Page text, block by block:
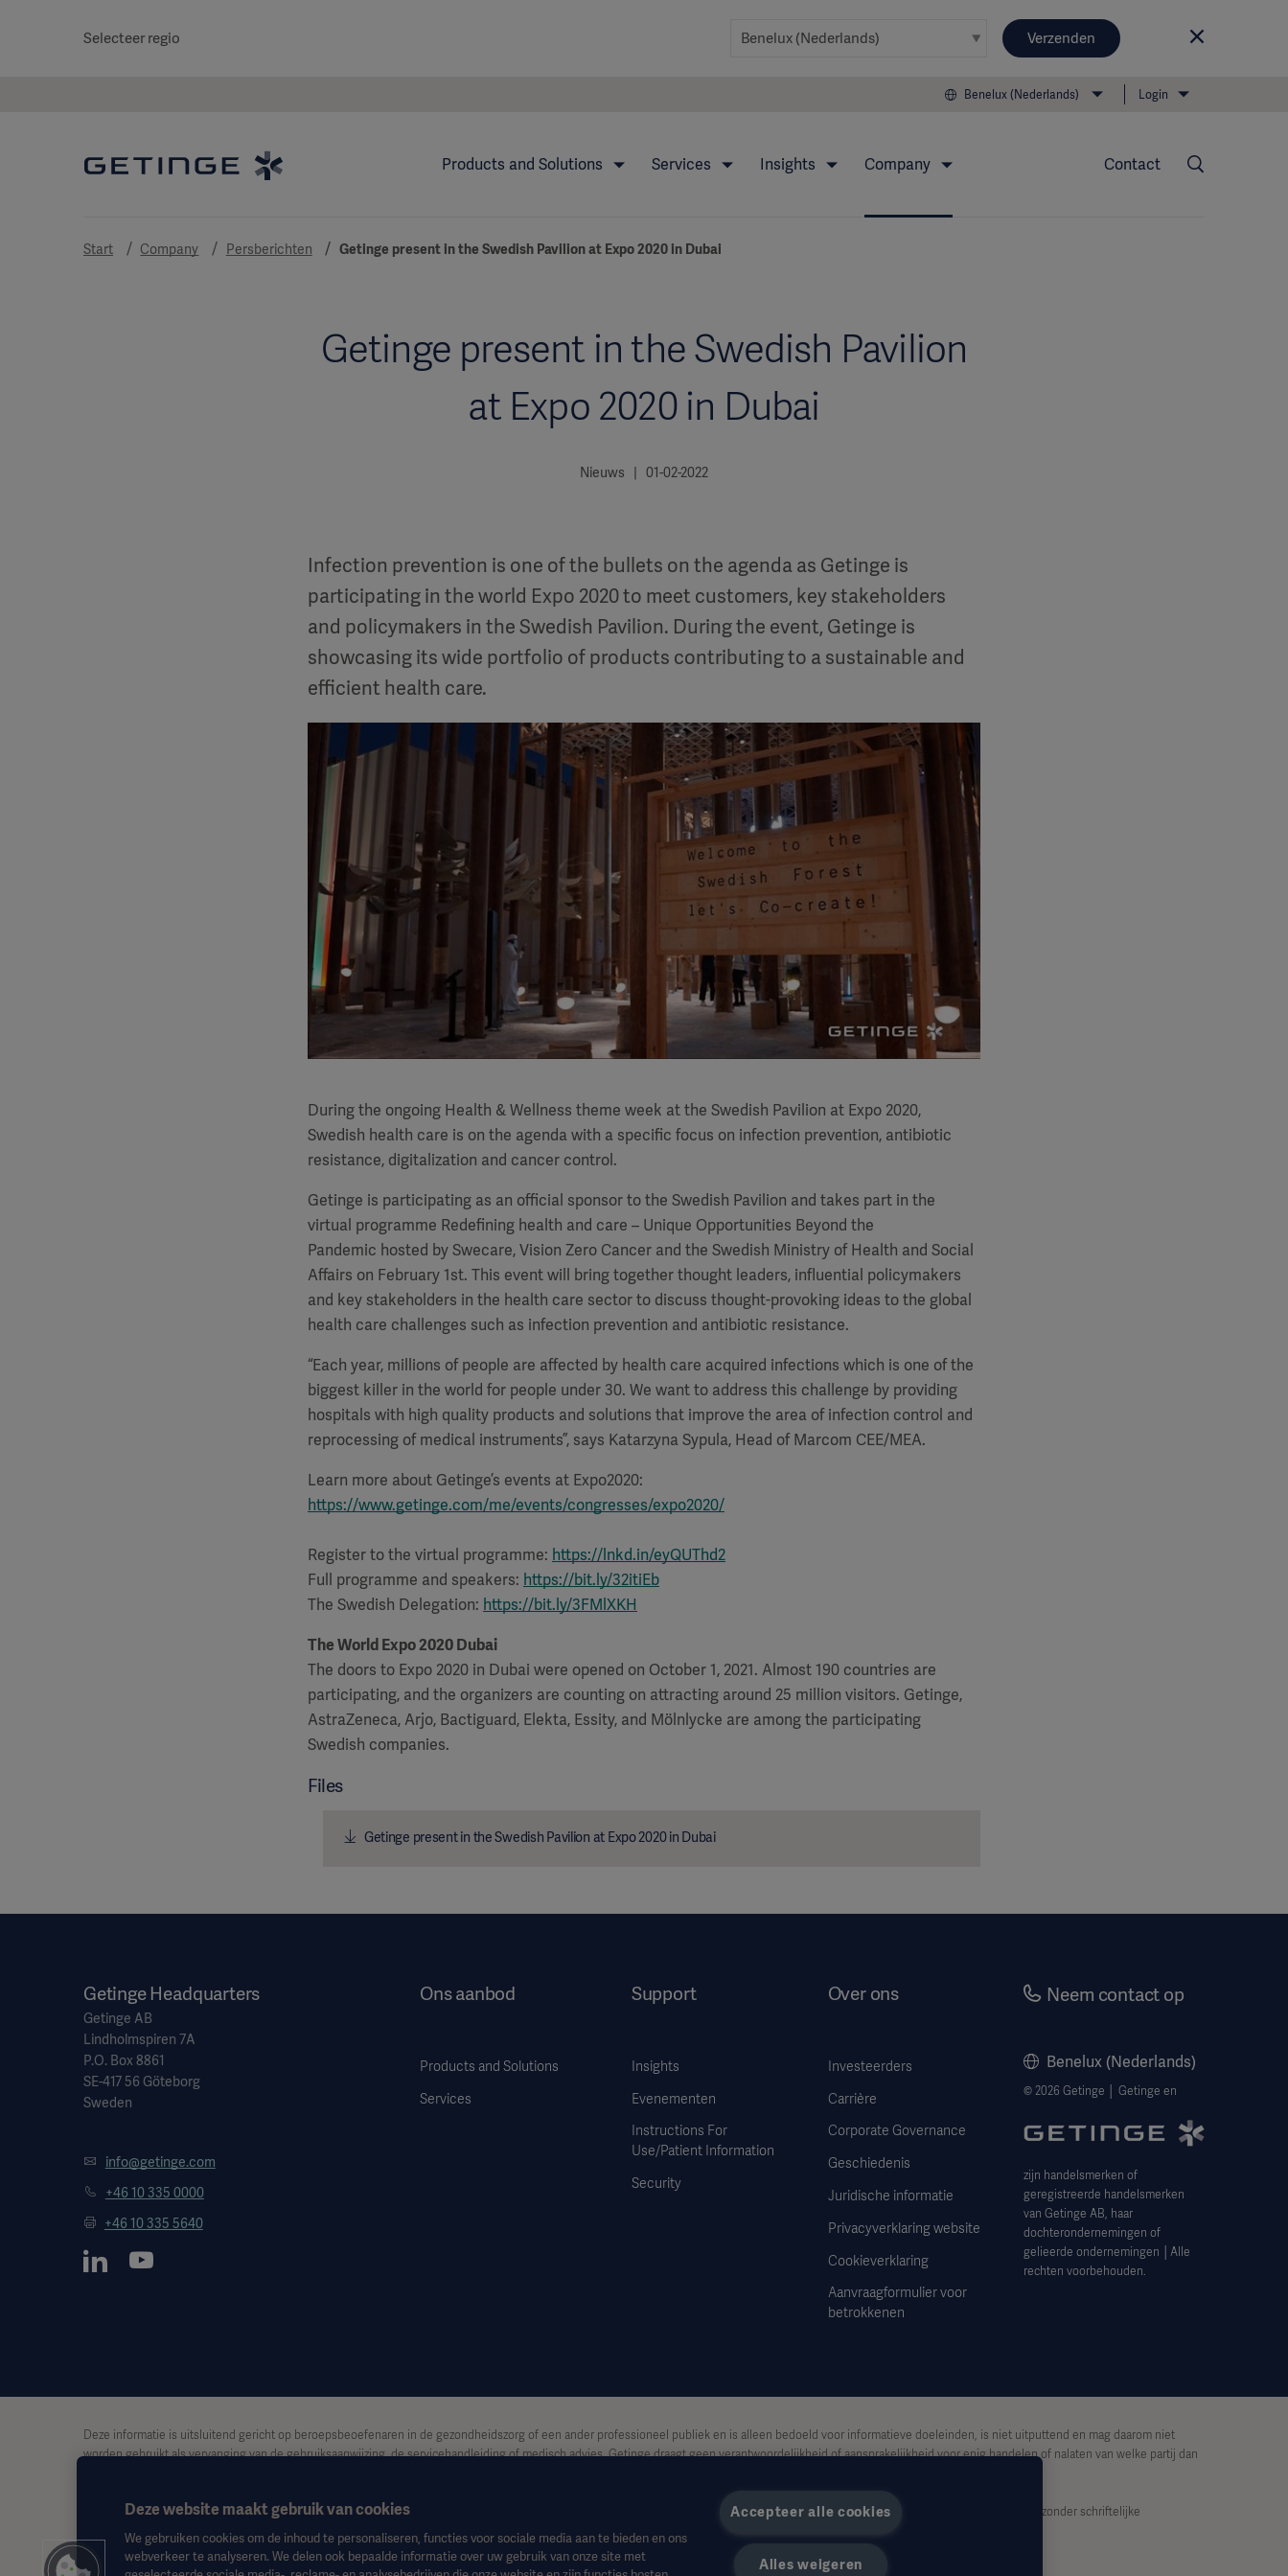
Selecteer regio Verzenden
Benelux (Nederlands) Login
Products and Solutions Services Insights Company Contact
Start Company Persberichten Getinge present in the Swedish Pavilion at Expo 2020 in Dubai
Getinge present in the Swedish Pavilion
at Expo 2020 in Dubai
Nieuws | 01-02-2022
Infection prevention is one of the bullets on the agenda as Getinge is
participating in the world Expo 2020 to meet customers, key stakeholders
and policymakers in the Swedish Pavilion. During the event, Getinge is
showcasing its wide portfolio of products contributing to a sustainable and
efficient health care.
During the ongoing Health & Wellness theme week at the Swedish Pavilion at Expo 2020,
Swedish health care is on the agenda with a specific focus on infection prevention, antibiotic
resistance, digitalization and cancer control.
Getinge is participating as an official sponsor to the Swedish Pavilion and takes part in the
virtual programme Redefining health and care – Unique Opportunities Beyond the
Pandemic hosted by Swecare, Vision Zero Cancer and the Swedish Ministry of Health and Social
Affairs on February 1st. This event will bring together thought leaders, influential policymakers
and key stakeholders in the health care sector to discuss thought-provoking ideas to the global
health care challenges such as infection prevention and antibiotic resistance.
“Each year, millions of people are affected by health care acquired infections which is one of the
biggest killer in the world for people under 30. We want to address this challenge by providing
hospitals with high quality products and solutions that improve the area of infection control and
reprocessing of medical instruments”, says Katarzyna Sypula, Head of Marcom CEE/MEA.
Learn more about Getinge’s events at Expo2020:
https://www.getinge.com/me/events/congresses/expo2020/
Register to the virtual programme: https://lnkd.in/eyQUThd2
Full programme and speakers: https://bit.ly/32itiEb
The Swedish Delegation: https://bit.ly/3FMlXKH
The World Expo 2020 Dubai
The doors to Expo 2020 in Dubai were opened on October 1, 2021. Almost 190 countries are
participating, and the organizers are counting on attracting around 25 million visitors. Getinge,
AstraZeneca, Arjo, Bactiguard, Elekta, Essity, and Mölnlycke are among the participating
Swedish companies.
Files
Getinge present in the Swedish Pavilion at Expo 2020 in Dubai
Getinge Headquarters
Getinge AB
Lindholmspiren 7A
P.O. Box 8861
SE-417 56 Göteborg
Sweden
info@getinge.com
+46 10 335 0000
+46 10 335 5640
Ons aanbod
Products and Solutions
Services
Support
Insights
Evenementen
Instructions For
Use/Patient Information
Security
Over ons
Investeerders
Carrière
Corporate Governance
Geschiedenis
Juridische informatie
Privacyverklaring website
Cookieverklaring
Aanvraagformulier voor
betrokkenen
Neem contact op
Benelux (Nederlands)
© 2026 Getinge │ Getinge en
zijn handelsmerken of
geregistreerde handelsmerken
van Getinge AB, haar
dochterondernemingen of
gelieerde ondernemingen │Alle
rechten voorbehouden.
Deze informatie is uitsluitend gericht op beroepsbeoefenaren in de gezondheidszorg of een ander professioneel publiek en is alleen bedoeld voor informatieve doeleinden, is niet uitputtend en mag daarom niet
worden gebruikt als vervanging van de gebruiksaanwijzing, de servicehandleiding of medisch advies. Getinge draagt geen verantwoordelijkheid of aansprakelijkheid voor enig handelen of nalaten van welke partij dan
Het is mogelijk dat een genoemde therapie, oplossing of product niet beschikbaar of toegestaan is in uw land. Informatie mag niet geheel of gedeeltelijk worden gekopieerd of gebruikt zonder schriftelijke
toestemming van Getinge.
Deze informatie is bedoeld voor een internationaal publiek buiten de VS.
Deze website maakt gebruik van cookies
We gebruiken cookies om de inhoud te personaliseren, functies voor sociale media aan te bieden en ons
webverkeer te analyseren. We delen ook bepaalde informatie over uw gebruik van onze site met
Accepteer alle cookies
Alles weigeren